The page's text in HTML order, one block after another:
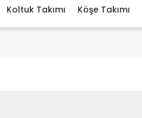
Koltuk Takımı Köşe Takımı